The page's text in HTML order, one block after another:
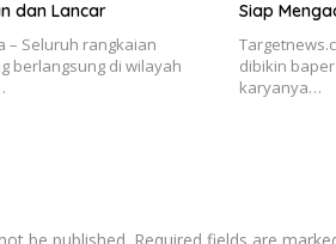
dan Lancar
– Seluruh rangkaian
berlangsung di wilayah
Siap
dibikin
karyanya…
be published. Required fields are